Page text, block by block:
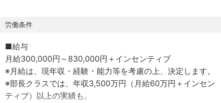
《業務詳細》
産など多様な不動産の買取り
・不動産マーケットを見据えたセールスプロジェクトの企
画、プロデュース
└ 新築建売事業、リノベーション事業、ビル・ホテル事
業 など
労働条件
■給与
月給300,000円～830,000円＋インセンティブ
※月給は、現年収・経験・能力等を考慮の上、決定します。
※部長クラスでは、年収3,500万円（月給60万円＋インセン
ティブ）以上の実績も。